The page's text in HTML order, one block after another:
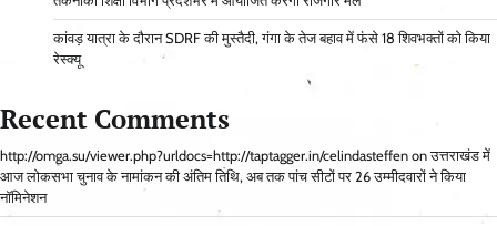
कांवड़ यात्रा के दौरान SDRF की मुस्तैदी, गंगा के तेज बहाव में फंसे 18 शिवभक्तों को किया
रेस्क्यू
Recent Comments
http://omga.su/viewer.php?urldocs=http://taptagger.in/celindasteffen onउत्तराखंड में
आज लोकसभा चुनाव के नामांकन की अंतिम तिथि, अब तक पांच सीटों पर 26 उम्मीदवारों ने किया
नॉमिनेशन